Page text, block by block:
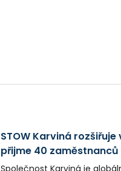
STOW Karviná rozšiřuje
přijme 40 zaměstnanců
Společnost Karviná je